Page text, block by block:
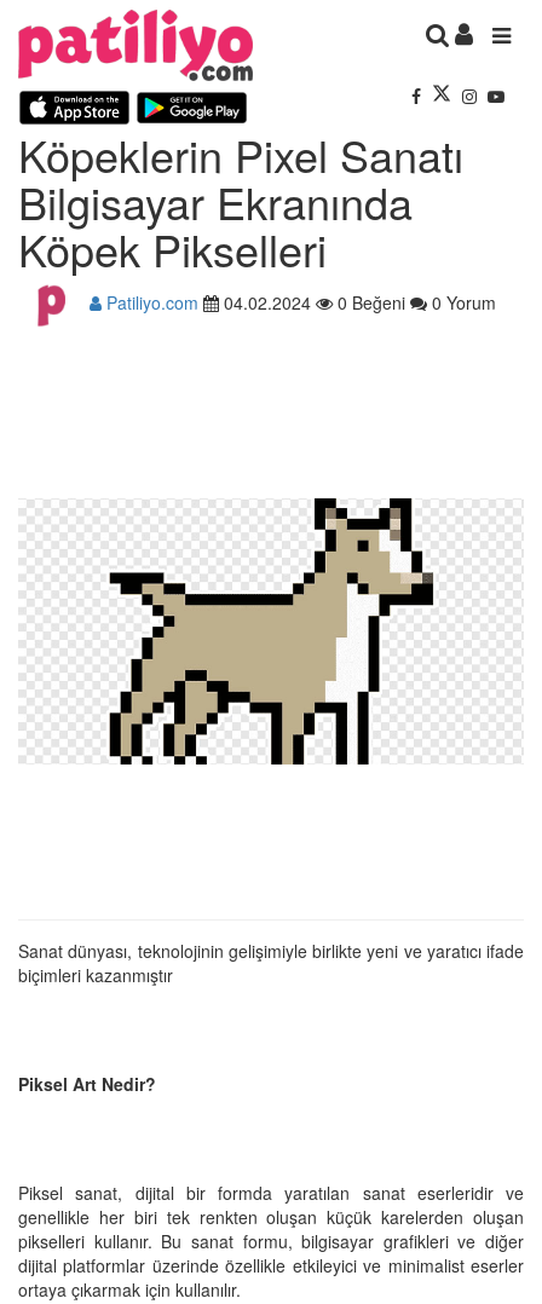
Köpeklerin Pixel Sanatı
Bilgisayar Ekranında
Köpek Pikselleri
Patiliyo.com 04.02.2024 0 Beğeni 0 Yorum
Sanat dünyası, teknolojinin gelişimiyle birlikte yeni ve yaratıcı ifade
biçimleri kazanmıştır
Piksel Art Nedir?
Piksel sanat, dijital bir formda yaratılan sanat eserleridir ve
genellikle her biri tek renkten oluşan küçük karelerden oluşan
pikselleri kullanır. Bu sanat formu, bilgisayar grafikleri ve diğer
dijital platformlar üzerinde özellikle etkileyici ve minimalist eserler
ortaya çıkarmak için kullanılır.